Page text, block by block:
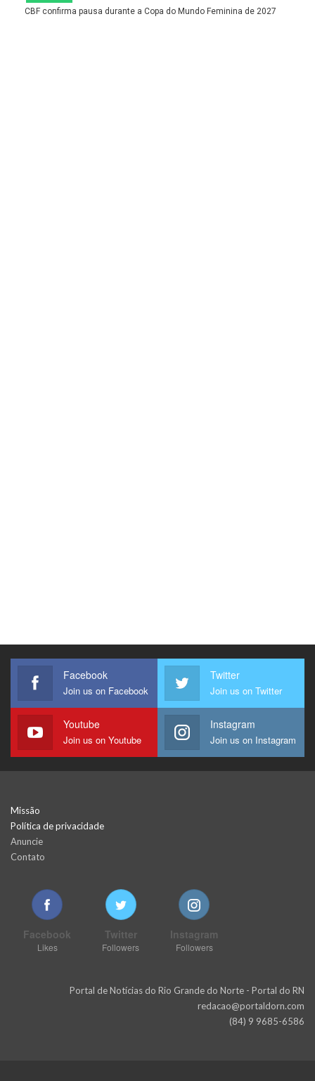
CBF confirma pausa durante a Copa do Mundo Feminina de 2027
Facebook
Join us on Facebook
Twitter
Join us on Twitter
Youtube
Join us on Youtube
Instagram
Join us on Instagram
Missão
Política de privacidade
Anuncie
Contato
Facebook
Likes
Twitter
Followers
Instagram
Followers
Portal de Notícias do Rio Grande do Norte - Portal do RN
redacao@portaldorn.com
(84) 9 9685-6586